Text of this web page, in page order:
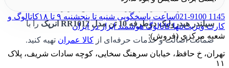
سیلندر هیدرولیک دوطرفه 10 تن مدل RR1012 انرپک
را با
ضمانت اصالت و خدمات حرفه‌ای از کالا عمران تهیه کنید.
021-9100 1145ساعت پاسخگویی شنبه تا پنجشنبه ۹ تا ۱۸
کاتالوگ و
کارت ویزیتتنها کاتالوگ هوشمند ابزار در ایران
شعبه مرکزی (فروش):
تهران، خ حافظ، خیابان سرهنگ سخایی، کوچه سادات شریف، پلاک
۱۱